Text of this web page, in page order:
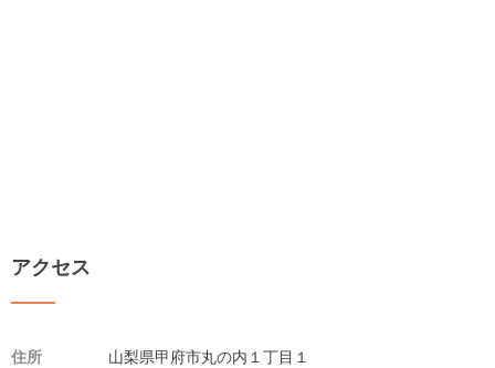
アクセス
住所 山梨県甲府市丸の内１丁目１